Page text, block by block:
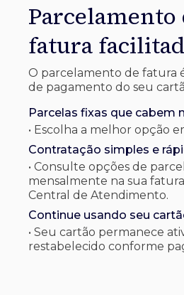
Parcelamento
fatura
O parcelamento de fatura
de pagamento do seu
Parcelas fixas que cabem
• Escolha a melhor opção
Contratação simples e
• Consulte opções de
mensalmente na sua
Central de Atendimento.
Continue usando seu
• Seu cartão permanece
restabelecido conforme